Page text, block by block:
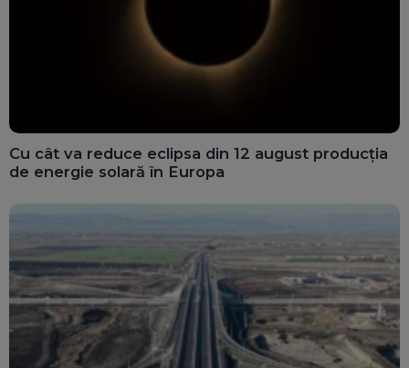
Cu cât va reduce eclipsa din 12 august producția
de energie solară în Europa